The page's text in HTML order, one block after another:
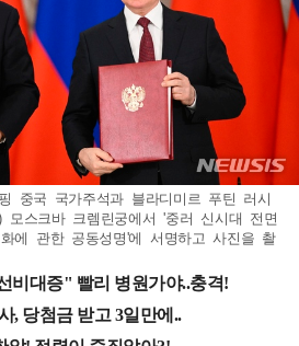
중국 국가주석과 블라디미르 푸틴 러시
모스크바 크렘린궁에서 '중러 신시대 전면
에 관한 공동성명'에 서명하고 사진을 촬